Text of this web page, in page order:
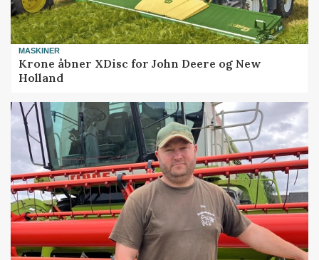
MASKINER
Krone åbner XDisc for John Deere og New
Holland